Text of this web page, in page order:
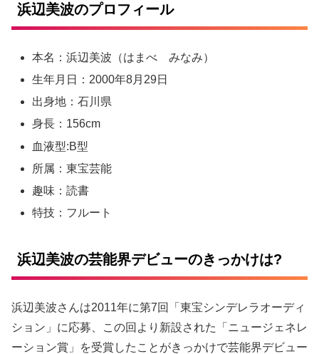
浜辺美波のプロフィール
本名：浜辺美波（はまべ みなみ）
生年月日：2000年8月29日
出身地：石川県
身長：156cm
血液型:B型
所属：東宝芸能
趣味：読書
特技：フルート
浜辺美波の芸能界デビューのきっかけは?
浜辺美波さんは2011年に第7回「東宝シンデレラオーディ
ション」に応募、この回より新設された「ニュージェネレ
ーション賞」を受賞したことがきっかけで芸能界デビュー